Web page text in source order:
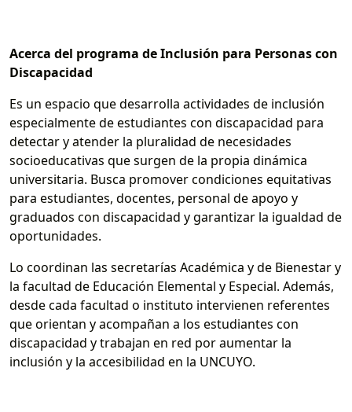
Acerca del programa de Inclusión para Personas con
Discapacidad
Es un espacio que desarrolla actividades de inclusión
especialmente de estudiantes con discapacidad para
detectar y atender la pluralidad de necesidades
socioeducativas que surgen de la propia dinámica
universitaria. Busca promover condiciones equitativas
para estudiantes, docentes, personal de apoyo y
graduados con discapacidad y garantizar la igualdad de
oportunidades.
Lo coordinan las secretarías Académica y de Bienestar y
la facultad de Educación Elemental y Especial. Además,
desde cada facultad o instituto intervienen referentes
que orientan y acompañan a los estudiantes con
discapacidad y trabajan en red por aumentar la
inclusión y la accesibilidad en la UNCUYO.